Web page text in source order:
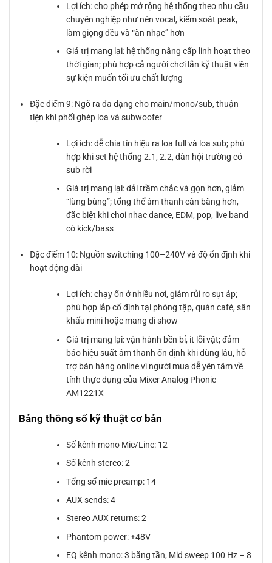
Lợi ích: cho phép mở rộng hệ thống theo nhu cầu
chuyên nghiệp như nén vocal, kiểm soát peak,
làm giọng đều và “ăn nhạc” hơn
Giá trị mang lại: hệ thống nâng cấp linh hoạt theo
thời gian; phù hợp cả người chơi lẫn kỹ thuật viên
sự kiện muốn tối ưu chất lượng
Đặc điểm 9: Ngõ ra đa dạng cho main/mono/sub, thuận
tiện khi phối ghép loa và subwoofer
Lợi ích: dễ chia tín hiệu ra loa full và loa sub; phù
hợp khi set hệ thống 2.1, 2.2, dàn hội trường có
sub rời
Giá trị mang lại: dải trầm chắc và gọn hơn, giảm
“lùng bùng”; tổng thể âm thanh cân bằng hơn,
đặc biệt khi chơi nhạc dance, EDM, pop, live band
có kick/bass
Đặc điểm 10: Nguồn switching 100–240V và độ ổn định khi
hoạt động dài
Lợi ích: chạy ổn ở nhiều nơi, giảm rủi ro sụt áp;
phù hợp lắp cố định tại phòng tập, quán café, sân
khấu mini hoặc mang đi show
Giá trị mang lại: vận hành bền bỉ, ít lỗi vặt; đảm
bảo hiệu suất âm thanh ổn định khi dùng lâu, hỗ
trợ bán hàng online vì người mua dễ yên tâm về
tính thực dụng của Mixer Analog Phonic
AM1221X
Bảng thông số kỹ thuật cơ bản
Số kênh mono Mic/Line: 12
Số kênh stereo: 2
Tổng số mic preamp: 14
AUX sends: 4
Stereo AUX returns: 2
Phantom power: +48V
EQ kênh mono: 3 băng tần, Mid sweep 100 Hz – 8